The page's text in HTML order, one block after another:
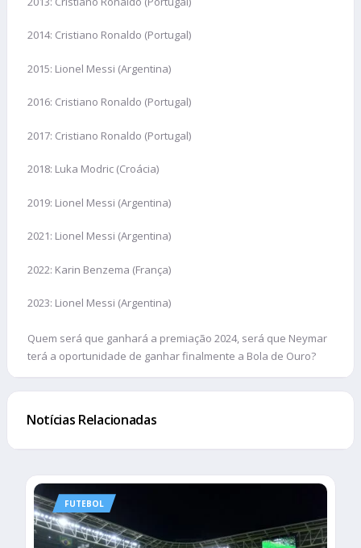
2014: Cristiano Ronaldo (Portugal)
2015: Lionel Messi (Argentina)
2016: Cristiano Ronaldo (Portugal)
2017: Cristiano Ronaldo (Portugal)
2018: Luka Modric (Croácia)
2019: Lionel Messi (Argentina)
2021: Lionel Messi (Argentina)
2022: Karin Benzema (França)
2023: Lionel Messi (Argentina)
Quem será que ganhará a premiação 2024, será que Neymar
terá a oportunidade de ganhar finalmente a Bola de Ouro?
Notícias Relacionadas
FUTEBOL